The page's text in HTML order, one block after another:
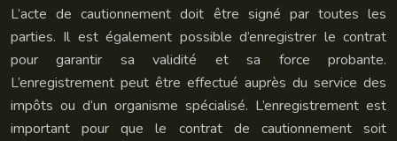
L’acte de cautionnement doit être signé par toutes les
parties. Il est également possible d’enregistrer le contrat
pour garantir sa validité et sa force probante.
L’enregistrement peut être effectué auprès du service des
impôts ou d’un organisme spécialisé. L’enregistrement est
important pour que le contrat de cautionnement soit